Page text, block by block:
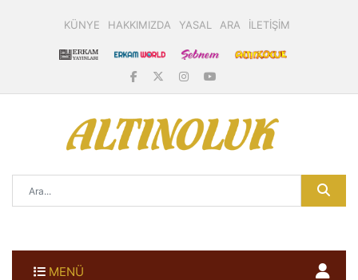
KÜNYE HAKKIMIZDA YASAL ARA İLETİŞİM
MENÜ